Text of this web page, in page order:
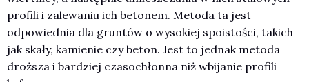
profili i zalewaniu ich betonem. Metoda ta jest
odpowiednia dla gruntów o wysokiej spoistości, takich
jak skały, kamienie czy beton. Jest to jednak metoda
droższa i bardziej czasochłonna niż wbijanie profili